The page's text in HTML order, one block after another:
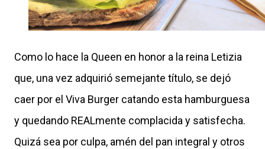
Como lo hace la Queen en honor a la reina Letizia
que, una vez adquirió semejante título, se dejó
caer por el Viva Burger catando esta hamburguesa
y quedando REALmente complacida y satisfecha.
Quizá sea por culpa, amén del pan integral y otros